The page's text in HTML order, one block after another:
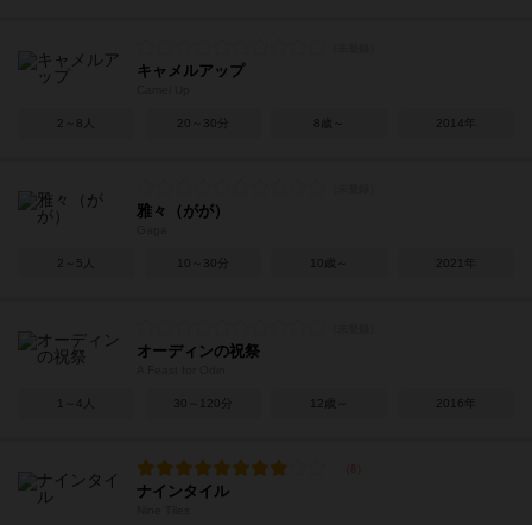
キャメルアップ
2～8人 20～30分 8歳～ 2014年
雅々（がが）
2～5人 10～30分 10歳～ 2021年
オーディンの祝祭
1～4人 30～120分 12歳～ 2016年
ナインタイル